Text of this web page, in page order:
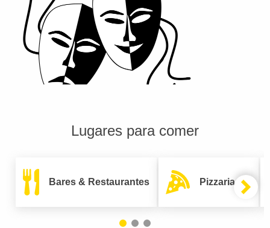
Lugares para comer
Bares & Restaurantes Pizzarias